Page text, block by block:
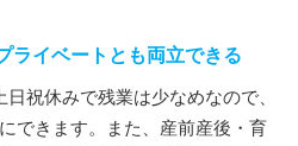
ライベートとも両立できる
祝休みで残業は少なめなので、
できます。また、産前産後・育